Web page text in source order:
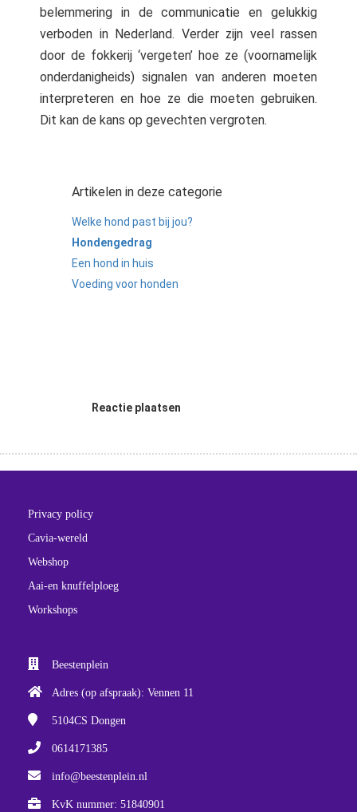
belemmering in de communicatie en gelukkig
verboden in Nederland. Verder zijn veel rassen
door de fokkerij ‘vergeten’ hoe ze (voornamelijk
onderdanigheids) signalen van anderen moeten
interpreteren en hoe ze die moeten gebruiken.
Dit kan de kans op gevechten vergroten.
Artikelen in deze categorie
Welke hond past bij jou?
Hondengedrag
Een hond in huis
Voeding voor honden
Reactie plaatsen
Privacy policy
Cavia-wereld
Webshop
Aai-en knuffelploeg
Workshops
Beestenplein
Adres (op afspraak): Vennen 11
5104CS Dongen
0614171385
info@beestenplein.nl
KvK nummer: 51840901